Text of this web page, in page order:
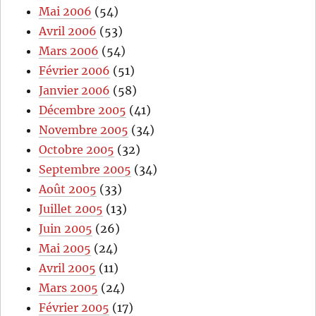
Mai 2006 (54)
Avril 2006 (53)
Mars 2006 (54)
Février 2006 (51)
Janvier 2006 (58)
Décembre 2005 (41)
Novembre 2005 (34)
Octobre 2005 (32)
Septembre 2005 (34)
Août 2005 (33)
Juillet 2005 (13)
Juin 2005 (26)
Mai 2005 (24)
Avril 2005 (11)
Mars 2005 (24)
Février 2005 (17)